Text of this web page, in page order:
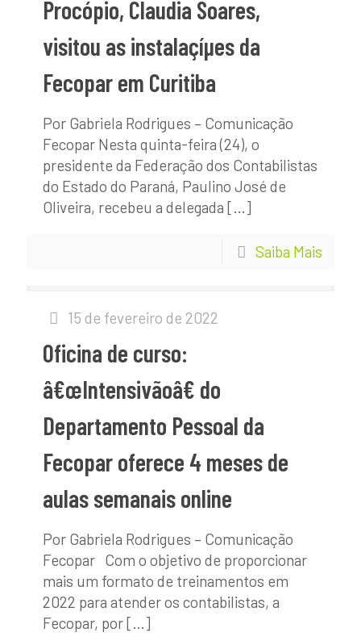
Procópio, Claudia Soares,
visitou as instalaçíµes da
Fecopar em Curitiba
Por Gabriela Rodrigues – Comunicação
Fecopar Nesta quinta-feira (24), o
presidente da Federação dos Contabilistas
do Estado do Paraná, Paulino José de
Oliveira, recebeu a delegada […]
Saiba Mais
15 de fevereiro de 2022
Oficina de curso:
â€œIntensivãoâ€ do
Departamento Pessoal da
Fecopar oferece 4 meses de
aulas semanais online
Por Gabriela Rodrigues – Comunicação
Fecopar Com o objetivo de proporcionar
mais um formato de treinamentos em
2022 para atender os contabilistas, a
Fecopar, por[…]